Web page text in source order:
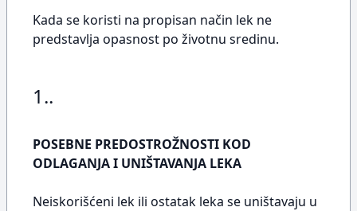
Kada se koristi na propisan način lek ne
predstavlja opasnost po životnu sredinu.
1..
POSEBNE PREDOSTROŽNOSTI KOD
ODLAGANJA I UNIŠTAVANJA LEKA
Neiskorišćeni lek ili ostatak leka se uništavaju u